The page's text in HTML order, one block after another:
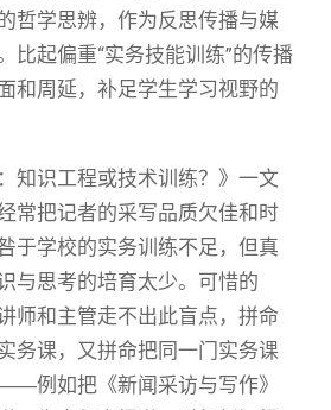
哲学思辨，作为反思传播与媒
比起偏重“实务技能训练”的传播
和周延，补足学生学习视野的
知识工程或技术训练？》一文
常把记者的采写品质欠佳和时
于学校的实务训练不足，但真
与思考的培育太少。可惜的
师和主管走不出此盲点，拼命
务课，又拼命把同一门实务课
例如把《新闻采访与写作》